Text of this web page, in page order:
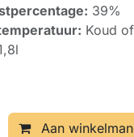
39%
Koud
Aan